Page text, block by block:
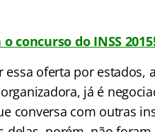
o concurso do INSS
essa oferta por estados,
já é
conversa com outras